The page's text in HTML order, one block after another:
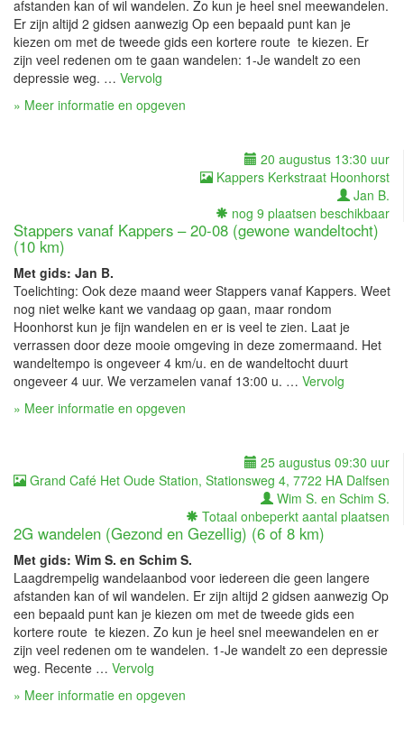
afstanden kan of wil wandelen. Zo kun je heel snel meewandelen.
Er zijn altijd 2 gidsen aanwezig Op een bepaald punt kan je
kiezen om met de tweede gids een kortere route te kiezen. Er
zijn veel redenen om te gaan wandelen: 1-Je wandelt zo een
depressie weg. … Vervolg
» Meer informatie en opgeven
20 augustus 13:30 uur
Kappers Kerkstraat Hoonhorst
Jan B.
nog 9 plaatsen beschikbaar
Stappers vanaf Kappers – 20-08 (gewone wandeltocht)
(10 km)
Met gids: Jan B.
Toelichting: Ook deze maand weer Stappers vanaf Kappers. Weet
nog niet welke kant we vandaag op gaan, maar rondom
Hoonhorst kun je fijn wandelen en er is veel te zien. Laat je
verrassen door deze mooie omgeving in deze zomermaand. Het
wandeltempo is ongeveer 4 km/u. en de wandeltocht duurt
ongeveer 4 uur. We verzamelen vanaf 13:00 u. … Vervolg
» Meer informatie en opgeven
25 augustus 09:30 uur
Grand Café Het Oude Station, Stationsweg 4, 7722 HA Dalfsen
Wim S. en Schim S.
Totaal onbeperkt aantal plaatsen
2G wandelen (Gezond en Gezellig) (6 of 8 km)
Met gids: Wim S. en Schim S.
Laagdrempelig wandelaanbod voor iedereen die geen langere
afstanden kan of wil wandelen. Er zijn altijd 2 gidsen aanwezig Op
een bepaald punt kan je kiezen om met de tweede gids een
kortere route te kiezen. Zo kun je heel snel meewandelen en er
zijn veel redenen om te wandelen. 1-Je wandelt zo een depressie
weg. Recente … Vervolg
» Meer informatie en opgeven